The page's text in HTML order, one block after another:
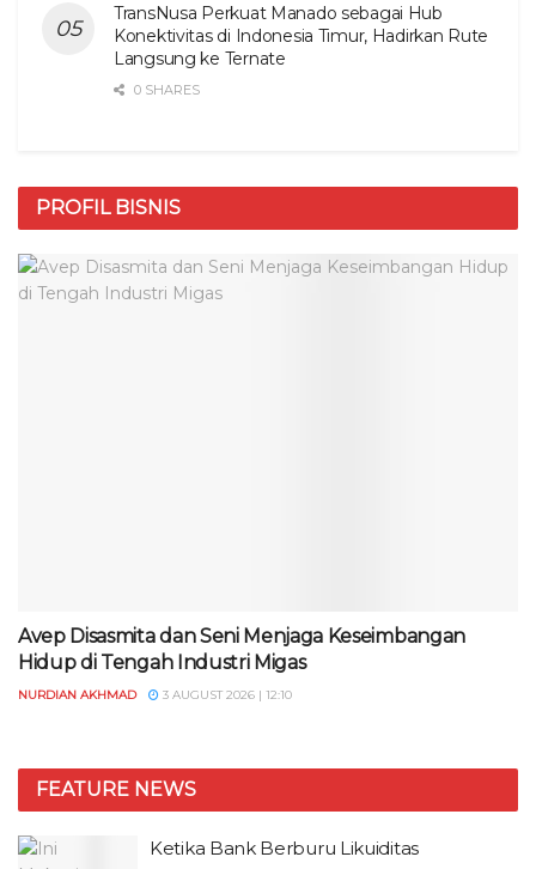
TransNusa Perkuat Manado sebagai Hub
Konektivitas di Indonesia Timur, Hadirkan Rute
Langsung ke Ternate
0 SHARES
PROFIL BISNIS
Avep Disasmita dan Seni Menjaga Keseimbangan
Hidup di Tengah Industri Migas
NURDIAN AKHMAD 3 AUGUST 2026 | 12:10
FEATURE NEWS
Ketika Bank Berburu Likuiditas